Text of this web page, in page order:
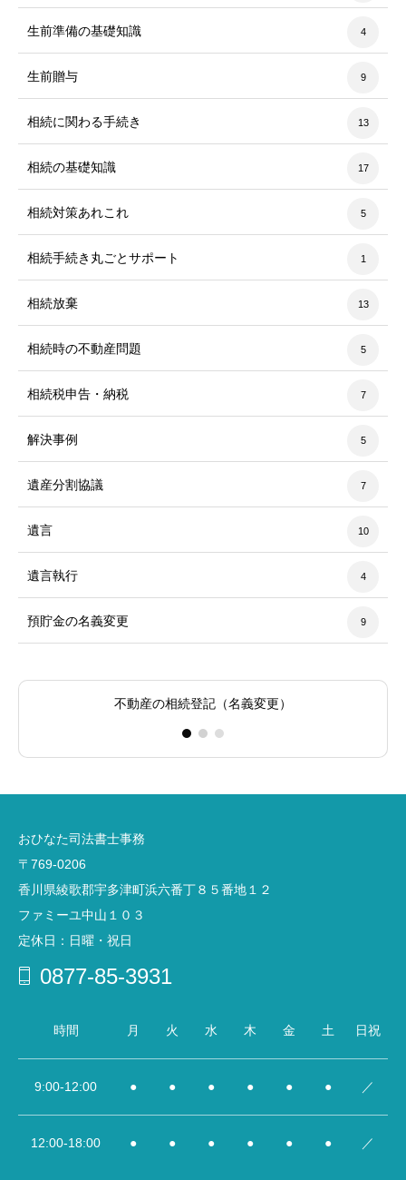
生前準備の基礎知識 4
生前贈与 9
相続に関わる手続き 13
相続の基礎知識 17
相続対策あれこれ 5
相続手続き丸ごとサポート 1
相続放棄 13
相続時の不動産問題 5
相続税申告・納税 7
解決事例 5
遺産分割協議 7
遺言 10
遺言執行 4
預貯金の名義変更 9
不動産の相続登記（名義変更）
相続手続き
相続税の申告
おひなた司法書士事務
〒769-0206
香川県綾歌郡宇多津町浜六番丁８５番地１２
ファミーユ中山１０３
定休日：日曜・祝日
0877-85-3931
時間 月 火 水 木 金 土 日祝
9:00-12:00 ● ● ● ● ● ● ／
12:00‐18:00 ● ● ● ● ● ● ／